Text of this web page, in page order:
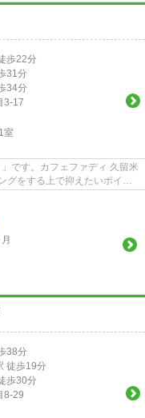
歩22分
31分
34分
3-17
1室
です。カフェファディ 久留米
をする上で抑えたいポイン
38分
徒歩19分
歩30分
8-29